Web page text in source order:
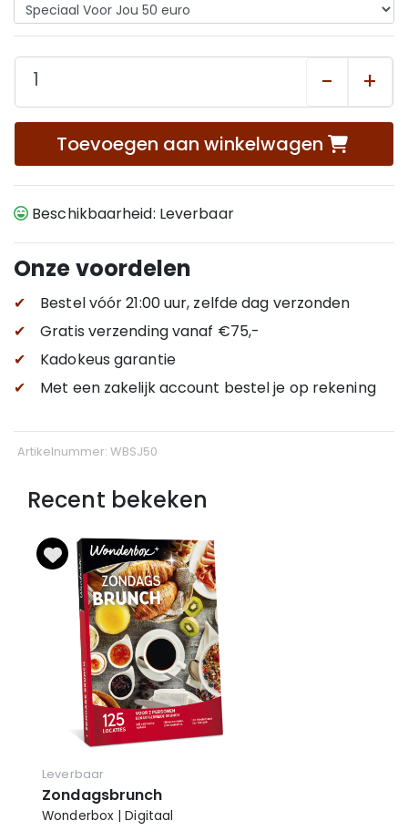
- +
Toevoegen aan winkelwagen
Beschikbaarheid: Leverbaar
Onze voordelen
✔
Bestel vóór 21:00 uur, zelfde dag verzonden
✔
Gratis verzendingvanaf €75,-
✔
Kadokeus garantie
✔
Met een zakelijk account bestel je op rekening
Artikelnummer: WBSJ50
Recent bekeken
Leverbaar
Zondagsbrunch
Wonderbox | Digitaal